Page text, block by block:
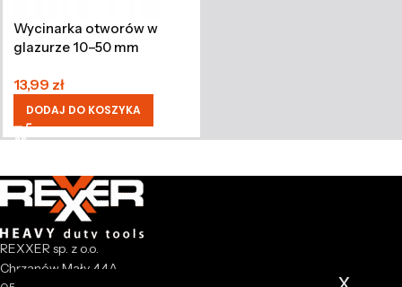
Wycinarka otworów w
glazurze 10–50 mm
13,99 zł
DODAJ DO KOSZYKA
REXXER sp. z o.o.
Chrzanów Mały 44A
x